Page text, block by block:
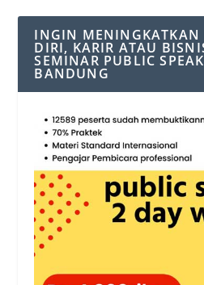
INGIN MENINGKATKAN
DIRI, KARIR ATAU
SEMINAR PUBLIC
BANDUNG